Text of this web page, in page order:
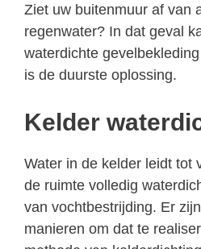
Ziet uw buitenmuur af van
regenwater? In dat geval
waterdichte
is de duurste oplossing.
Kelder
Water in de kelder leidt tot
de ruimte volledig
van vochtbestrijding. Er
manieren om dat te